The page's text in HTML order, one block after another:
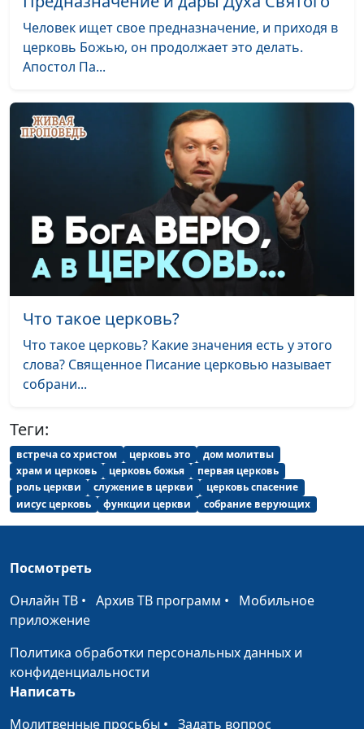
Как улучшить духовное
священнослужитель,
доктор практической
теологии
Хороший пастырь: кто он?
Юлия Синицына,
Андрей Качалаба,
священнослужитель,
доктор практической
теологии
Как относиться к неудачам
и искушениям?
Юлия Синицына,
доктор практической
теологии
внешность, образ жизни
священнослужитель,
доктор практической
теологии
Основы христианства
теологии
Что значит быть святым?
Андрей Качалаба,
Человек ищет свое предназначение, и приходя в
церковь Божью, он продолжает это делать.
Апостол Па...
Что такое церковь?
Что такое церковь? Какие значения есть у этого
слова? Священное Писание церковью называет
собрани...
Теги:
встреча со христом церковь это
дом молитвы
храм и церковь
церковь божья
первая церковь
роль церкви
служение в церкви
церковь спасение
иисус церковь
функции церкви собрание верующих
Посмотреть
Онлайн ТВ • Архив ТВ программ • Мобильное
приложение
Политика обработки персональных данных и
конфиденциальности
Написать
Молитвенные просьбы • Задать вопрос